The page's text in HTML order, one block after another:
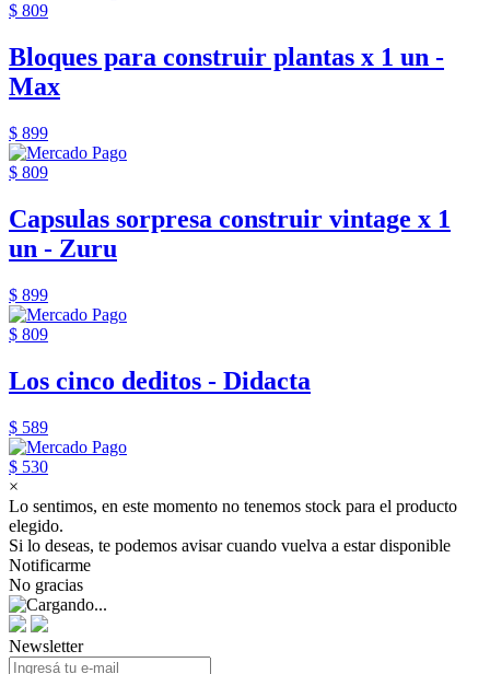
$ 809
Bloques para construir plantas x 1 un -
Max
$ 899
$ 809
Capsulas sorpresa construir vintage x 1
un - Zuru
$ 899
$ 809
Los cinco deditos - Didacta
$ 589
$ 530
×
Lo sentimos, en este momento no tenemos stock para el producto
elegido.
Si lo deseas, te podemos avisar cuando vuelva a estar disponible
Notificarme
No gracias
Newsletter